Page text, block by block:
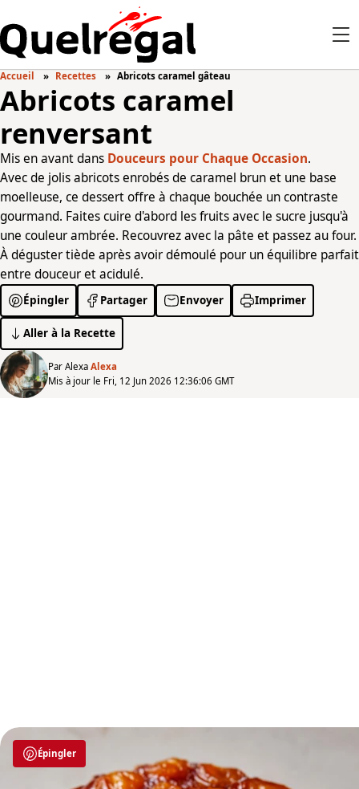
Accueil Recettes Abricots caramel gâteau
Abricots caramel
renversant
Mis en avant dans Douceurs pour Chaque Occasion.
Avec de jolis abricots enrobés de caramel brun et une base
moelleuse, ce dessert offre à chaque bouchée un contraste
gourmand. Faites cuire d'abord les fruits avec le sucre jusqu'à
une couleur ambrée. Recouvrez avec la pâte et passez au four.
À déguster tiède après avoir démoulé pour un équilibre parfait
entre douceur et acidulé.
Épingler Partager Envoyer Imprimer
Aller à la Recette
Par Alexa Alexa
Mis à jour le Fri, 12 Jun 2026 12:36:06 GMT
Épingler